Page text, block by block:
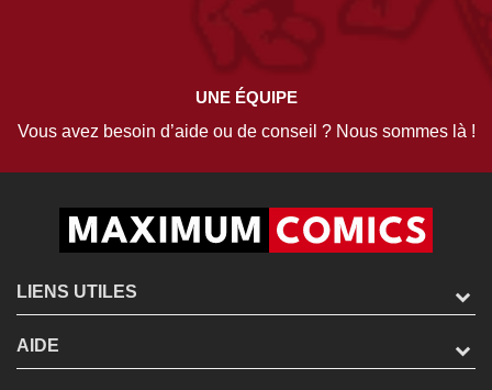
UNE ÉQUIPE
Vous avez besoin d’aide ou de conseil ? Nous sommes là !
LIENS UTILES
AIDE